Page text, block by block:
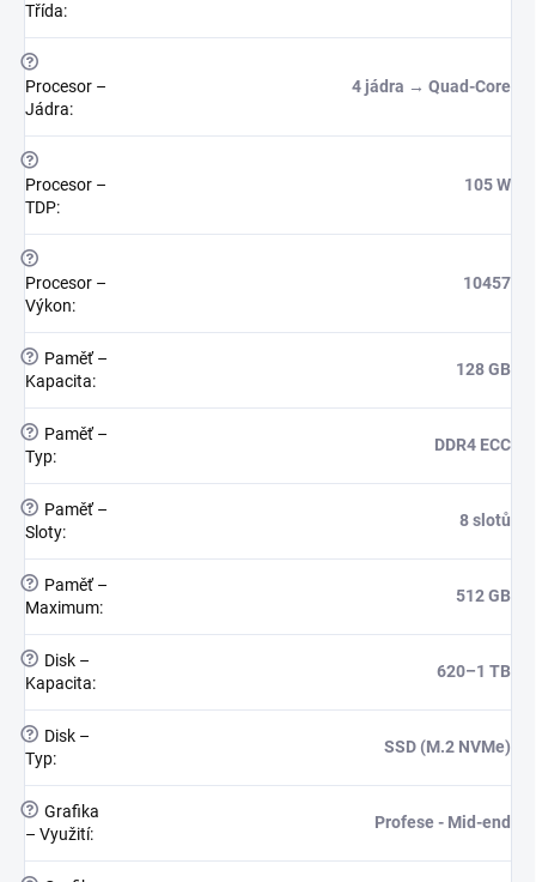
Třída:
?
Procesor –
Jádra:
4 jádra → Quad-Core
?
Procesor –
TDP:
105 W
?
Procesor –
Výkon:
10457
?
Paměť –
Kapacita:
128 GB
?
Paměť –
Typ:
DDR4 ECC
?
Paměť –
Sloty:
8 slotů
?
Paměť –
Maximum:
512 GB
?
Disk –
Kapacita:
620–1 TB
?
Disk –
Typ:
SSD (M.2 NVMe)
? Grafika
– Využití:
Profese - Mid-end